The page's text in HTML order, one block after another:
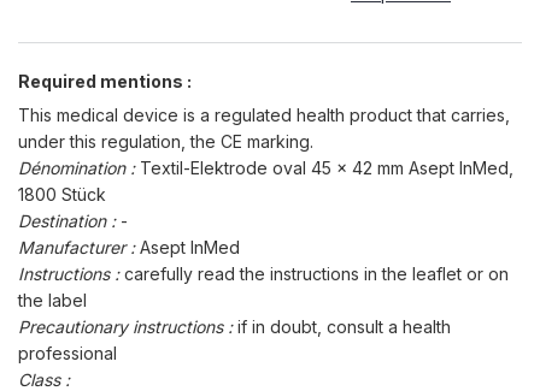
Required mentions :
This medical device is a regulated health product that carries,
under this regulation, the CE marking.
Dénomination : Textil-Elektrode oval 45 x 42 mm Asept InMed,
1800 Stück
Destination : -
Manufacturer :Asept InMed
Instructions :carefully read the instructions in the leaflet or on
the label
Precautionary instructions :if in doubt, consult a health
professional
Class :